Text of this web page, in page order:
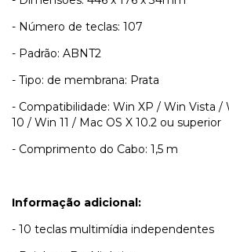
- Número de teclas: 107
- Padrão: ABNT2
- Tipo: de membrana: Prata
- Compatibilidade: Win XP / Win Vista
10 / Win 11 / Mac OS X 10.2 ou superior
- Comprimento do Cabo: 1,5 m
Informação adicional:
- 10 teclas multimídia independentes